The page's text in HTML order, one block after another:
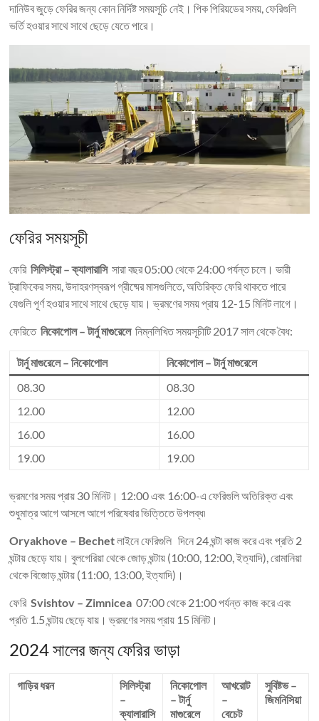
দানিউব জুড়ে ফেরির জন্য কোন নির্দিষ্ট সময়সূচি নেই। পিক পিরিয়ডের সময়, ফেরিগুলি
ভর্তি হওয়ার সাথে সাথে ছেড়ে যেতে পারে।
ফেরির সময়সূচী
ফেরিসিলিস্ট্রা – ক্যালারাসিসারা বছর 05:00 থেকে 24:00 পর্যন্ত চলে। ভারী
ট্রাফিকের সময়, উদাহরণস্বরূপ গ্রীষ্মের মাসগুলিতে, অতিরিক্ত ফেরি থাকতে পারে
যেগুলি পূর্ণ হওয়ার সাথে সাথে ছেড়ে যায়। ভ্রমণের সময় প্রায় 12-15 মিনিট লাগে।
ফেরিতেনিকোপোল – টার্নু মাগুরেলেনিম্নলিখিত সময়সূচীটি 2017 সাল থেকে বৈধ:
টার্নু মাগুরেলে – নিকোপোল
নিকোপোল – টার্নু মাগুরেলে
08.30
08.30
12.00
12.00
16.00
16.00
19.00
19.00
ভ্রমণের সময় প্রায় 30 মিনিট। 12:00 এবং 16:00-এ ফেরিগুলি অতিরিক্ত এবং
শুধুমাত্র আগে আসলে আগে পরিষেবার ভিত্তিতে উপলব্ধ৷
Oryakhove – Bechetলাইনে ফেরিগুলি দিনে 24 ঘন্টা কাজ করে এবং প্রতি 2
ঘন্টায় ছেড়ে যায়। বুলগেরিয়া থেকে জোড় ঘন্টায় (10:00, 12:00, ইত্যাদি), রোমানিয়া
থেকে বিজোড় ঘন্টায় (11:00, 13:00, ইত্যাদি)।
ফেরিSvishtov – Zimnicea 07:00 থেকে 21:00 পর্যন্ত কাজ করে এবং
প্রতি 1.5 ঘন্টায় ছেড়ে যায়। ভ্রমণের সময় প্রায় 15 মিনিট।
2024 সালের জন্য ফেরির ভাড়া
গাড়ির ধরন
সিলিস্ট্রা
–
ক্যালারাসি
নিকোপোল
– টার্নু
মাগুরেলে
আখরোট
–
বেচেট
সুবিষ্টভ –
জিমনিসিয়া